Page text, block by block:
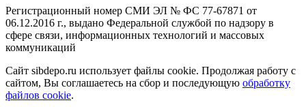
Регистрационный номер СМИ ЭЛ № ФС 77-67871 от
06.12.2016 г., выдано Федеральной службой по надзору в
сфере связи, информационных технологий и массовых
коммуникаций
Сайт sibdepo.ru использует файлы cookie. Продолжая работу с
сайтом, Вы соглашаетесь на сбор и последующую обработку
файлов cookie.